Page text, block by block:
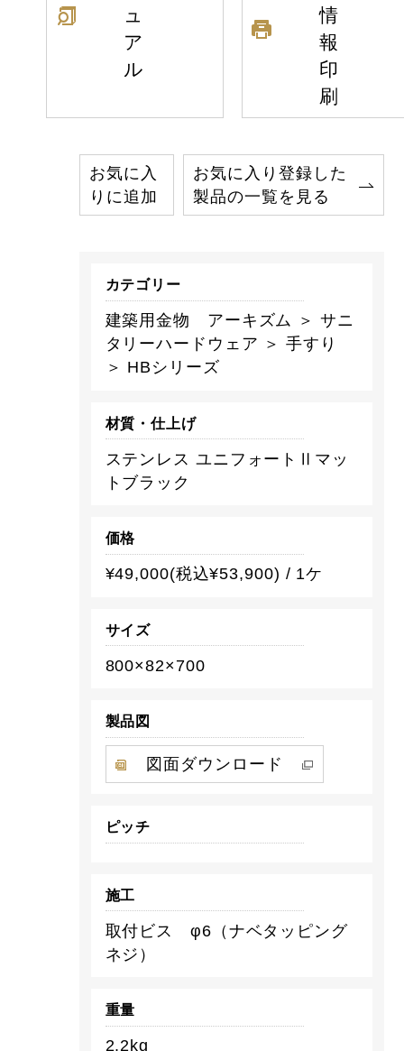
ュ
ア
ル
情
報
印
刷
お気に入
りに追加
お気に入り登録した
製品の一覧を見る
カテゴリー
建築用金物 アーキズム ＞ サニ
タリーハードウェア ＞ 手すり
＞ HBシリーズ
材質・仕上げ
ステンレス ユニフォートⅡマッ
トブラック
価格
¥49,000(税込¥53,900) / 1ケ
サイズ
800×82×700
製品図
図面ダウンロード
ピッチ
施工
取付ビス φ6（ナベタッピング
ネジ）
重量
2.2kg